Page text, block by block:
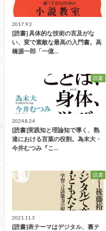
2017.9.3
[読書] 具体的な技術の言及がな
い、変で素敵な最高の入門書。高
橋源一郎「一億…
読書
2024.8.24
[読書]実践知と理論知で導く、熟
達における言葉の役割。為末大・
今井むつみ『こ…
読書
2021.11.3
[読書]表テーマはデジタル、裏テ